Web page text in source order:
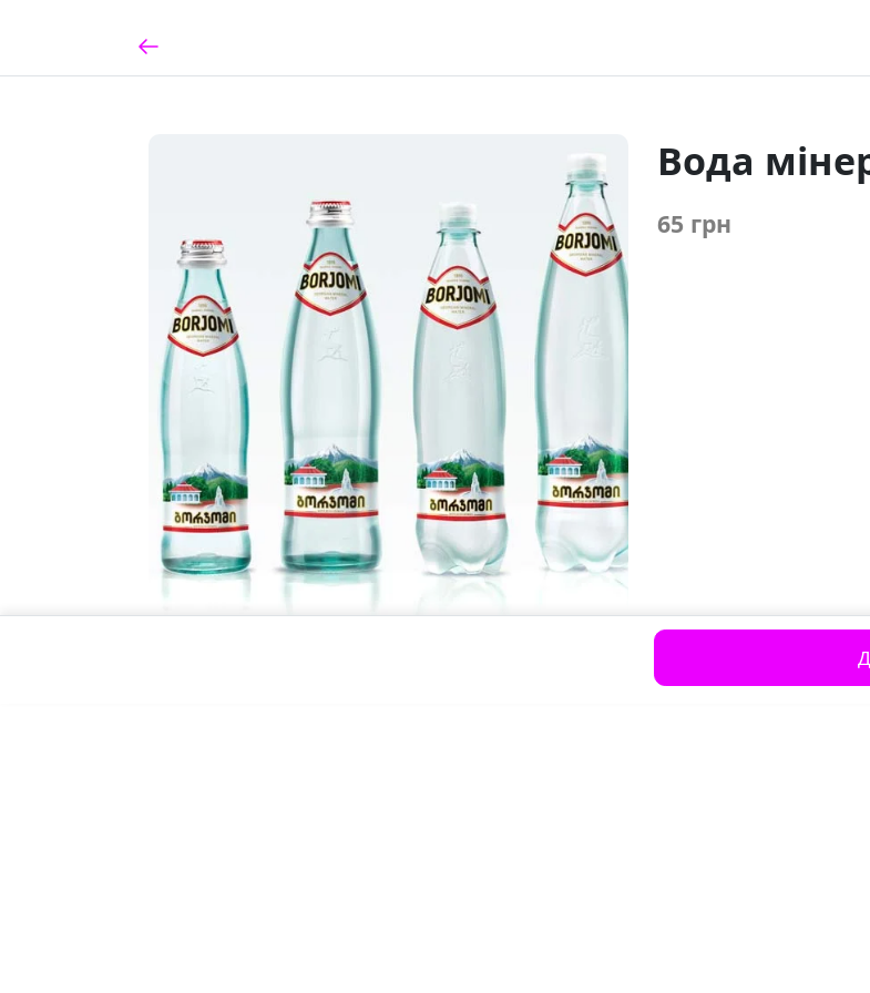
Вода
65 грн